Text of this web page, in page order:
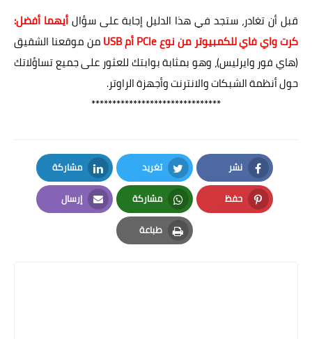
قبل أن تغادر، ستجد في هذا الدليل إجابة على سؤالأيهما أفضل:
كرت واي فاي للكمبيوتر من نوع PCIe أم USB
من موقعنا الشقيق
(هاي فور وايرليس)، وهو بمثابة بوابتك للعثور على جميع تساؤلاتك
حول أنظمة الشبكات والانترنت وأجهزة الراوتر.
*******************************
نشر
Facebook
تغريد
Twitter
مشاركة
LinkedIn
حفظ
Pinterest
مشاركة
Whatsapp
إرسال
Email
طباعة
Print